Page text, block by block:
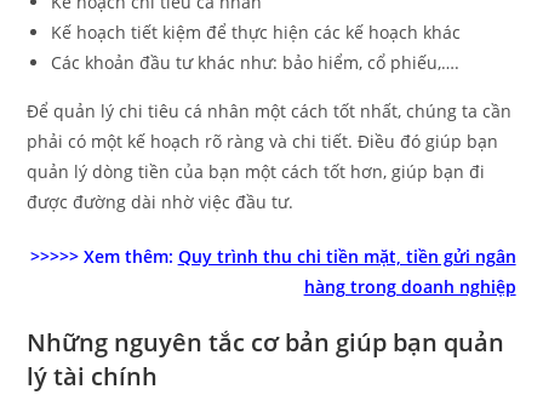
Kế hoạch tiết kiệm để thực hiện các kế hoạch khác
Các khoản đầu tư khác như: bảo hiểm, cổ phiếu,….
Để quản lý chi tiêu cá nhân một cách tốt nhất, chúng ta cần
phải có một kế hoạch rõ ràng và chi tiết. Điều đó giúp bạn
quản lý dòng tiền của bạn một cách tốt hơn, giúp bạn đi
được đường dài nhờ việc đầu tư.
>>>>> Xem thêm: Quy trình thu chi tiền mặt, tiền gửi ngân
hàng trong doanh nghiệp
Những nguyên tắc cơ bản giúp bạn quản
lý tài chính